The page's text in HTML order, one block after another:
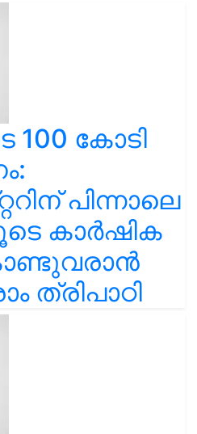
കോടി
പിന്നാലെ
കാർഷിക
ത്രിപാഠി